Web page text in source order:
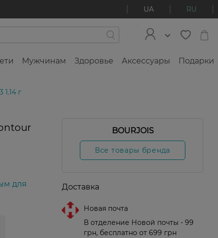
UA RU
Мужчинам Здоровье Аксессуары Подарки
г
для
BOURJOIS
Все товары бренда
Доставка
Новая почта
В отделение Новой почты - 99
грн, бесплатно от 699 грн